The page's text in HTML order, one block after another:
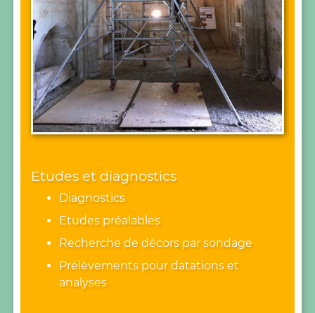
Etudes et diagnostics
Diagnostics
Etudes préalables
Recherche de décors par sondage
Prélèvements pour datations et
analyses